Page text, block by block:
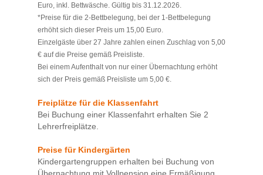
Euro, inkl. Bettwäsche. Gültig bis 31.12.2026.
*Preise für die 2-Bettbelegung, bei der 1-Bettbelegung
erhöht sich dieser Preis um 15,00 Euro.
Einzelgäste über 27 Jahre zahlen einen Zuschlag von 5,00
€ auf die Preise gemäß Preisliste.
Bei einem Aufenthalt von nur einer Übernachtung erhöht
sich der Preis gemäß Preisliste um 5,00 €.
Freiplätze für die Klassenfahrt
Bei Buchung einer Klassenfahrt erhalten Sie 2
Lehrerfreiplätze.
Preise für Kindergärten
Kindergartengruppen erhalten bei Buchung von